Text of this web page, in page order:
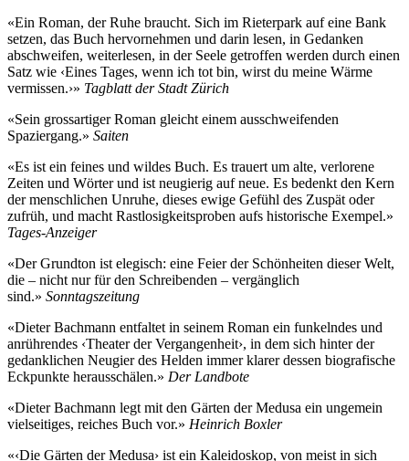
«Ein Roman, der Ruhe braucht. Sich im Rieterpark auf eine Bank
setzen, das Buch hervornehmen und darin lesen, in Gedanken
abschweifen, weiterlesen, in der Seele getroffen werden durch einen
Satz wie ‹Eines Tages, wenn ich tot bin, wirst du meine Wärme
vermissen.›» Tagblatt der Stadt Zürich
«Sein grossartiger Roman gleicht einem ausschweifenden
Spaziergang.» Saiten
«Es ist ein feines und wildes Buch. Es trauert um alte, verlorene
Zeiten und Wörter und ist neugierig auf neue. Es bedenkt den Kern
der menschlichen Unruhe, dieses ewige Gefühl des Zuspät oder
zufrüh, und macht Rastlosigkeitsproben aufs historische Exempel.»
Tages-Anzeiger
«Der Grundton ist elegisch: eine Feier der Schönheiten dieser Welt,
die – nicht nur für den Schreibenden – vergänglich
sind.» Sonntagszeitung
«Dieter Bachmann entfaltet in seinem Roman ein funkelndes und
anrührendes ‹Theater der Vergangenheit›, in dem sich hinter der
gedanklichen Neugier des Helden immer klarer dessen biografische
Eckpunkte herausschälen.» Der Landbote
«Dieter Bachmann legt mit den Gärten der Medusa ein ungemein
vielseitiges, reiches Buch vor.» Heinrich Boxler
«‹Die Gärten der Medusa› ist ein Kaleidoskop, von meist in sich